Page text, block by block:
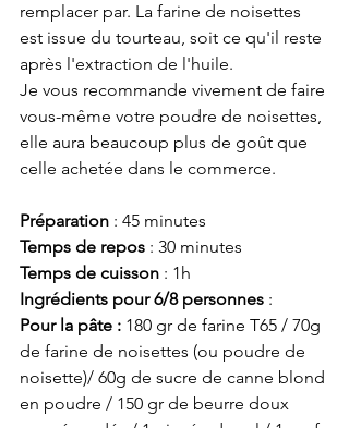
remplacer par. La farine de noisettes
est issue du tourteau, soit ce qu'il reste
après l'extraction de l'huile.
Je vous recommande vivement de faire
vous-même votre poudre de noisettes,
elle aura beaucoup plus de goût que
celle achetée dans le commerce.
Préparation : 45 minutes
Temps de repos : 30 minutes
Temps de cuisson : 1h
Ingrédients pour 6/8 personnes :
Pour la pâte : 180 gr de farine T65 / 70g
de farine de noisettes (ou poudre de
noisette)/ 60g de sucre de canne blond
en poudre / 150 gr de beurre doux